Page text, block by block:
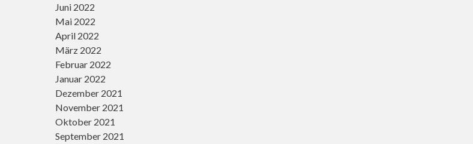
Juni 2022
Mai 2022
April 2022
März 2022
Februar 2022
Januar 2022
Dezember 2021
November 2021
Oktober 2021
September 2021